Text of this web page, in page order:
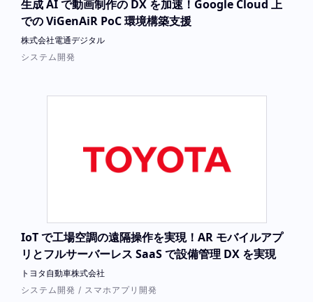
生成 AI で動画制作の DX を加速！Google Cloud 上
での ViGenAiR PoC 環境構築支援
株式会社電通デジタル
システム開発
IoT で工場空調の遠隔操作を実現！AR モバイルアプ
リとフルサーバーレス SaaS で設備管理 DX を実現
トヨタ自動車株式会社
システム開発 / スマホアプリ開発